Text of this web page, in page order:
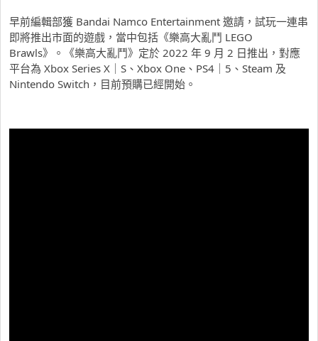
早前編輯部獲 Bandai Namco Entertainment 邀請，試玩一連串
即將推出市面的遊戲，當中包括《樂高大亂鬥 LEGO
Brawls》。《樂高大亂鬥》定於 2022 年 9 月 2 日推出，對應
平台為 Xbox Series X｜S、Xbox One、PS4｜5、Steam 及
Nintendo Switch，目前預購已經開始。